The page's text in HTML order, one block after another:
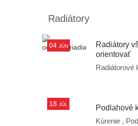
Radiátory
04 JÚN
Radiátory
orientovať
Radiátorové
18 JÚL
Podlahové
Kúrenie ,